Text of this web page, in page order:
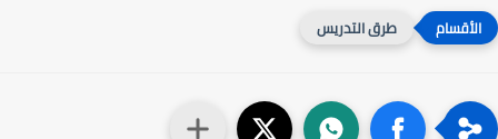
طرق التدريس